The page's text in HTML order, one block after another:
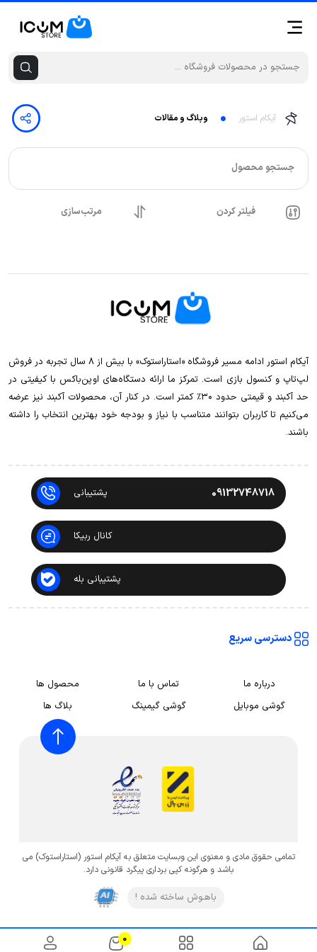
0
آیکام استور وبلاگ و مقالات
جستجو محصول
فیلتر کردن مرتب‌سازی
آیکام استور ادامه مسیر فروشگاه «استاراستوک» با بیش از ۸ سال تجربه در فروش
لپ‌تاپ و کنسول بازی است. تمرکز ما ارائه دستگاه‌های اوپن‌باکس با کیفیتی در
حد آکبند و قیمتی حدود ۳۰٪ کمتر است. در کنار آن، محصولات آکبند نیز عرضه
می‌کنیم تا کاربران بتوانند متناسب با نیاز و بودجه خود بهترین انتخاب را داشته
باشند.
09132748718 پشتیبانی
کانال ربیکا
پشتیبانی بله
دسترسی سریع
درباره ما تماس با ما
محصول ها
گوشی موبایل
گوشی گیمینگ بلاگ ها
تمامی حقوق مادی و معنوی این وبسایت متعلق به آیکام استور (استاراستوک) می
باشد و هرگونه کپی برداری پیگرد قانونی دارد.
باهـوش ساخته شده !